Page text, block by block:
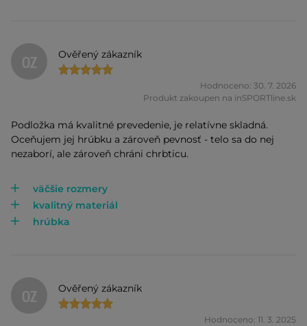
OZ Ověřený zákazník
Hodnoceno: 30. 7. 2026
Produkt zakoupen na inSPORTline.sk
Podložka má kvalitné prevedenie, je relatívne skladná.
Oceňujem jej hrúbku a zároveň pevnosť - telo sa do nej
nezaborí, ale zároveň chráni chrbticu.
väčšie rozmery
kvalitný materiál
hrúbka
OZ Ověřený zákazník
Hodnoceno: 11. 3. 2025